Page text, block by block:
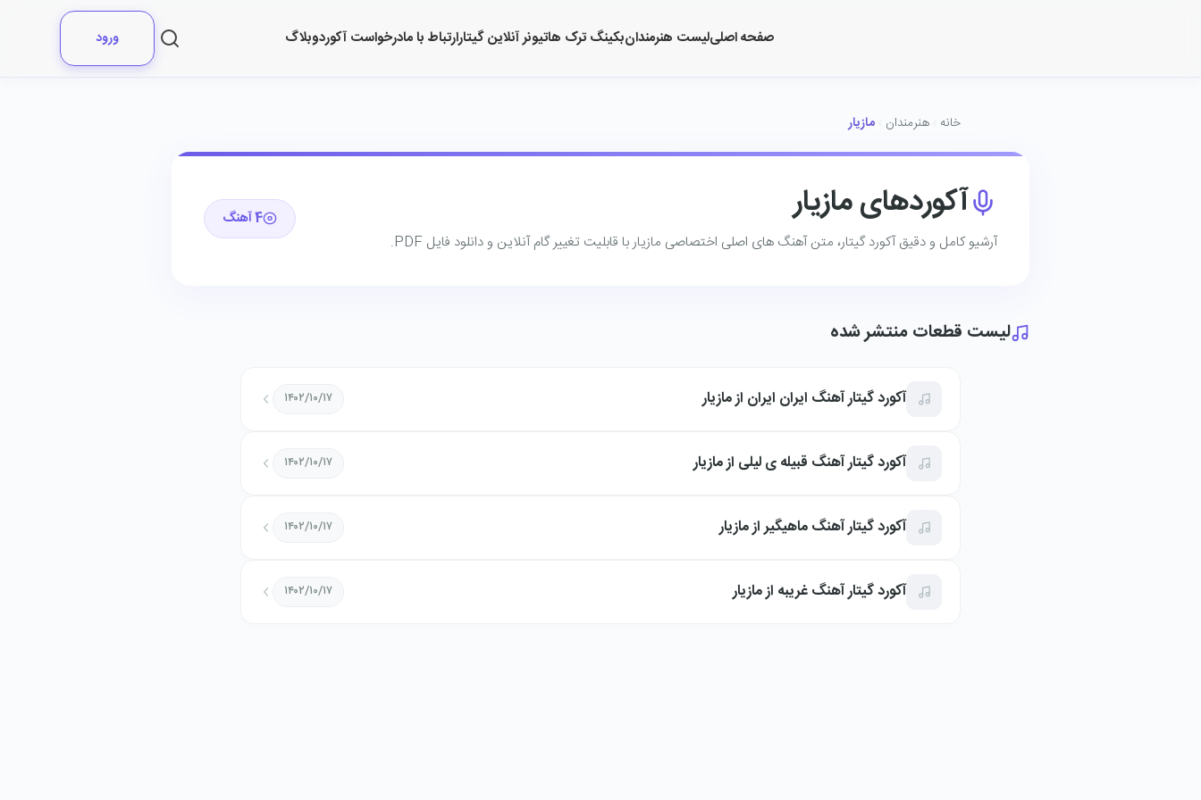
صفحه اصلیلیست هنرمندانبکینگ ترک هاتیونر آنلاین گیتارارتباط با مادرخواست آکوردوبلاگ ورود
خانه هنرمندان مازیار
آکوردهای مازیار
آرشیو کامل و دقیق آکورد گیتار، متن آهنگ ‌های اصلی اختصاصی مازیار با قابلیت تغییر گام آنلاین و دانلود فایل PDF.
4 آهنگ
لیست قطعات منتشر شده
آکورد گیتار آهنگ ایران ایران از مازیار ۱۴۰۲/۱۰/۱۷
آکورد گیتار آهنگ قبیله ی لیلی از مازیار ۱۴۰۲/۱۰/۱۷
آکورد گیتار آهنگ ماهیگیر از مازیار ۱۴۰۲/۱۰/۱۷
آکورد گیتار آهنگ غریبه از مازیار ۱۴۰۲/۱۰/۱۷